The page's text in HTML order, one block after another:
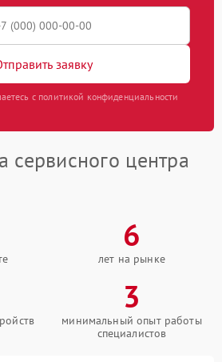
заявку
с политикой конфиденциальности
сервисного центра
6
лет на рынке
3
минимальный опыт работы
специалистов